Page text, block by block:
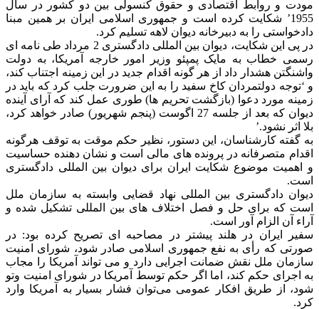
مودت و روابط اقتصادی و حقوق کنسولی بین دو کشور در سال
1955’ شکایت کرده است و جمهوری اسلامی ایران بر همین مبنا
دادخواستی را به دبیرخانه دیوان لاهه تسلیم کرد.
در پی این شکایت، دیوان بین المللی دادگستری 2 مرداد طی نامه ای
رسمی خطاب به مایک پمپئو وزیر امور خارجه آمریکا، به دولت
واشنگتن هشدار داد از هر گونه اقدام جدید در این زمینه اجتناب کند،
و ‘توجه دولتمردان کاخ سفید را به این ضرورت جلب کرد که باید در
زمینه مورد دعوا (بازگشت تحریم ها) طوری عمل کند که آرای آینده
دیوان که بعد از جلسه 27 اگوست (پنجم شهریور) صادر خواهد کرد،
بلا اثر نشود.’
به گفته کارشناسان، این دستور، نظیر حکم موقت به توقف هرگونه
اقدام متصرفانه در پرونده های مالی است و نشان دهنده حساسیت
و اهمیت موضوع شکایت ایران برای دیوان بین المللی دادگستری
است.
دیوان دادگستری بین المللی نهاد قضایی وابسته به سازمان ملل
است که برای حل و فصل اختلاف های بین المللی تشکیل شده و
آراء آن الزام آور است.
سفیر ایران در هلند پیشتر در مصاحبه ای تصریح کرده بود: در
صورتی که رأی به نفع جمهوری اسلامی صادر شود، شورای امنیت
سازمان ملل نقش ضمانت اجرایی دارد و می‌ تواند آمریکا را مجاب
به اجرای حکم کند، اما اگر حکم توسط آمریکا در شورای امنیت وتو
شود، از طریق افکار عمومی می‌توان فشار بسیار به آمریکا وارد
کرد.